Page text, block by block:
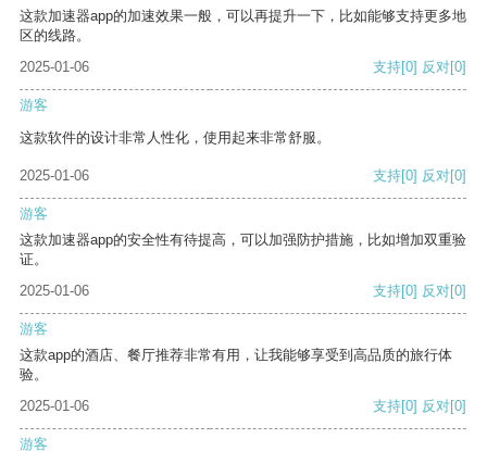
这款加速器app的加速效果一般，可以再提升一下，比如能够支持更多地
区的线路。
2025-01-06
支持[0] 反对[0]
游客
这款软件的设计非常人性化，使用起来非常舒服。
2025-01-06 支持[0] 反对[0]
游客
这款加速器app的安全性有待提高，可以加强防护措施，比如增加双重验
证。
2025-01-06
支持[0] 反对[0]
游客
这款app的酒店、餐厅推荐非常有用，让我能够享受到高品质的旅行体
验。
2025-01-06
支持[0] 反对[0]
游客